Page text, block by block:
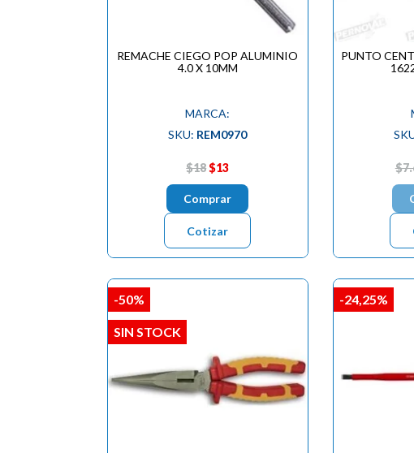
REMACHE CIEGO POP ALUMINIO
4.0 X 10MM
MARCA:
SKU: REM0970
$18$13
Comprar
Cotizar
PUNTO
-50%
SIN STOCK
-24,25%